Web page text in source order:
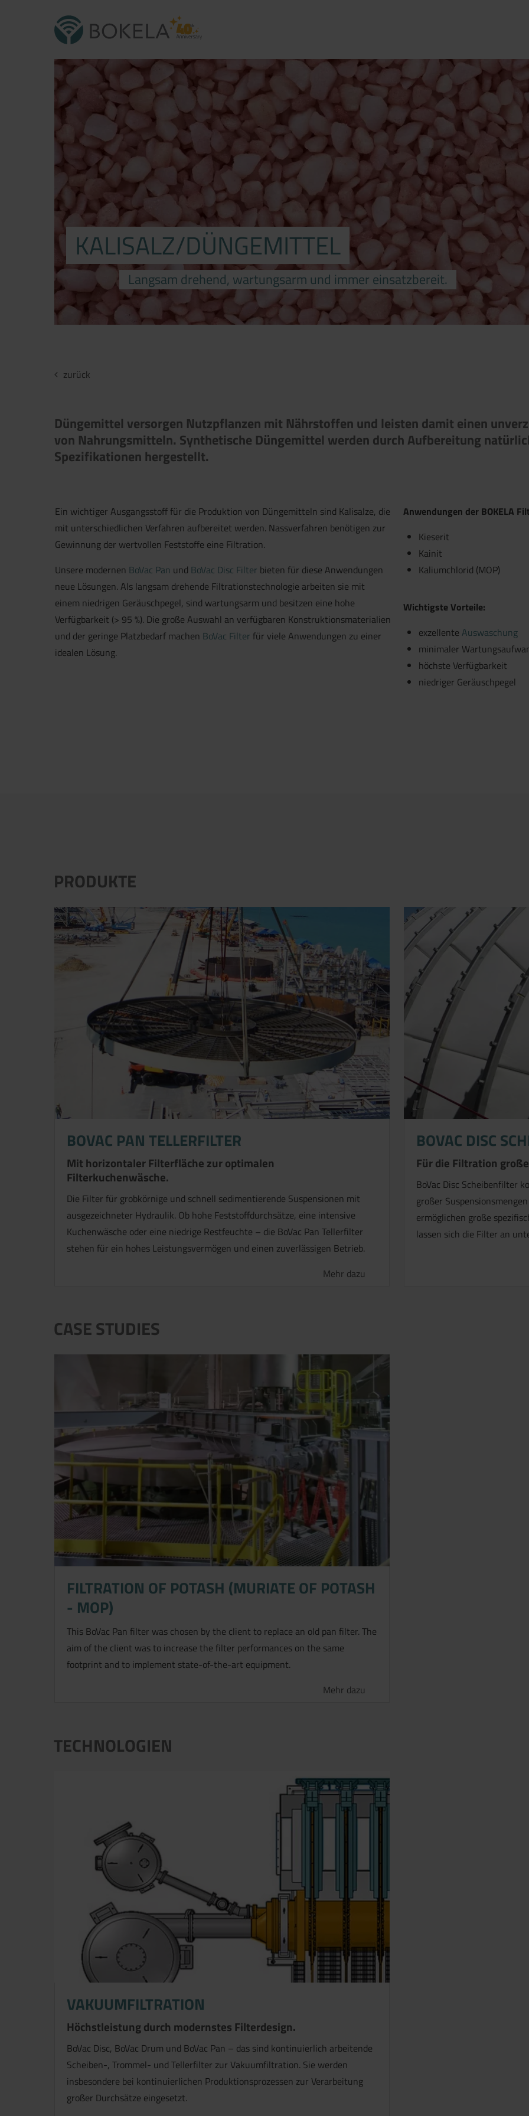
KALISALZ/DÜNGEMITTEL
Langsam drehend, wartungsarm und immer einsatzbereit.
zurück
Düngemittel versorgen Nutzpflanzen mit Nährstoffen und leisten damit einen
von Nahrungsmitteln. Synthetische Düngemittel werden durch Aufbereitung
Spezifikationen hergestellt.
Ein wichtiger Ausgangsstoff für die Produktion von Düngemitteln sind Kalisalze, die
mit unterschiedlichen Verfahren aufbereitet werden. Nassverfahren benötigen zur
Gewinnung der wertvollen Feststoffe eine Filtration.
Unsere modernen BoVac Pan und BoVac Disc Filter bieten für diese Anwendungen
neue Lösungen. Als langsam drehende Filtrationstechnologie arbeiten sie mit
einem niedrigen Geräuschpegel, sind wartungsarm und besitzen eine hohe
Verfügbarkeit (> 95 %). Die große Auswahl an verfügbaren Konstruktionsmaterialien
und der geringe Platzbedarf machen BoVac Filter für viele Anwendungen zu einer
idealen Lösung.
Anwendungen der BOKELA
Kieserit
Kainit
Kaliumchlorid (MOP)
Wichtigste Vorteile:
exzellente Auswaschung
minimaler
höchste Verfügbarkeit
niedriger Geräuschpegel
PRODUKTE
BOVAC PAN TELLERFILTER
Mit horizontaler Filterfläche zur optimalen
Filterkuchenwäsche.
Die Filter für grobkörnige und schnell sedimentierende Suspensionen mit
ausgezeichneter Hydraulik. Ob hohe Feststoffdurchsätze, eine intensive
Kuchenwäsche oder eine niedrige Restfeuchte – die BoVac Pan Tellerfilter
stehen für ein hohes Leistungsvermögen und einen zuverlässigen Betrieb.
Mehr dazu
BOVAC DISC
Für die Filtration
BoVac Disc Scheibenfilter
großer
ermöglichen große
lassen sich die Filter an
CASE STUDIES
FILTRATION OF POTASH (MURIATE OF POTASH
- MOP)
This BoVac Pan filter was chosen by the client to replace an old pan filter. The
aim of the client was to increase the filter performances on the same
footprint and to implement state-of-the-art equipment.
Mehr dazu
TECHNOLOGIEN
VAKUUMFILTRATION
Höchstleistung durch modernstes Filterdesign.
BoVac Disc, BoVac Drum und BoVac Pan – das sind kontinuierlich arbeitende
Scheiben-, Trommel- und Tellerfilter zur Vakuumfiltration. Sie werden
insbesondere bei kontinuierlichen Produktionsprozessen zur Verarbeitung
großer Durchsätze eingesetzt.
Jetzt direkt die gemerkte Auswahl anfragen.